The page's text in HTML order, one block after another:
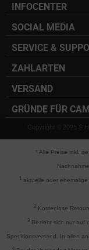
INFOCENTER
SOCIAL MEDIA
SERVICE &
ZAHLARTEN
VERSAND
GRÜNDE FÜR
Copyright © 2025
* Alle Preise inkl.
aktuelle oder
2Kostenlose
3 Bezieht sich nur auf
Speditionsversand. In allen
4